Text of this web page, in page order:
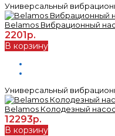
Универсальный
Belamos Вибрационный
2201р.
В корзину
Универсальный
Belamos Колодезный
12293р.
В корзину